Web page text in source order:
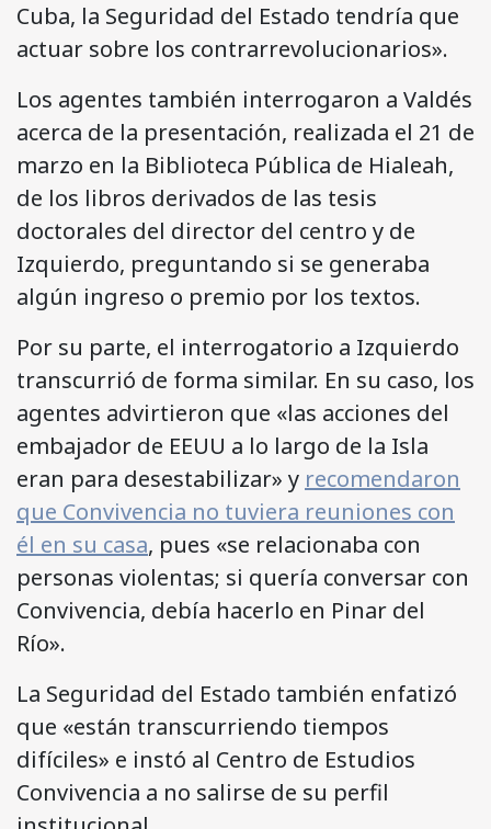
Cuba, la Seguridad del Estado tendría que
actuar sobre los contrarrevolucionarios».
Los agentes también interrogaron a Valdés
acerca de la presentación, realizada el 21 de
marzo en la Biblioteca Pública de Hialeah,
de los libros derivados de las tesis
doctorales del director del centro y de
Izquierdo, preguntando si se generaba
algún ingreso o premio por los textos.
Por su parte, el interrogatorio a Izquierdo
transcurrió de forma similar. En su caso, los
agentes advirtieron que «las acciones del
embajador de EEUU a lo largo de la Isla
eran para desestabilizar» y recomendaron
que Convivencia no tuviera reuniones con
él en su casa, pues «se relacionaba con
personas violentas; si quería conversar con
Convivencia, debía hacerlo en Pinar del
Río».
La Seguridad del Estado también enfatizó
que «están transcurriendo tiempos
difíciles» e instó al Centro de Estudios
Convivencia a no salirse de su perfil